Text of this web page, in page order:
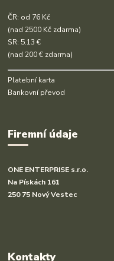
ČR: od 76 Kč
(nad 2500 Kč zdarma)
SR: 5.13 €
(nad 200 € zdarma)
Platební karta
Bankovní převod
Firemní údaje
ONE ENTERPRISE s.r.o.
Na Pískách 161
250 75 Nový Vestec
Kontakty